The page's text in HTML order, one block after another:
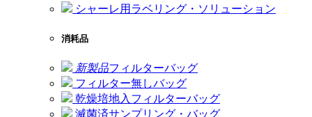
シャーレ用ラベリング・ソリューション
消耗品
新製品フィルターバッグ
フィルター無しバッグ
乾燥培地入フィルターバッグ
滅菌済サンプリング・バッグ